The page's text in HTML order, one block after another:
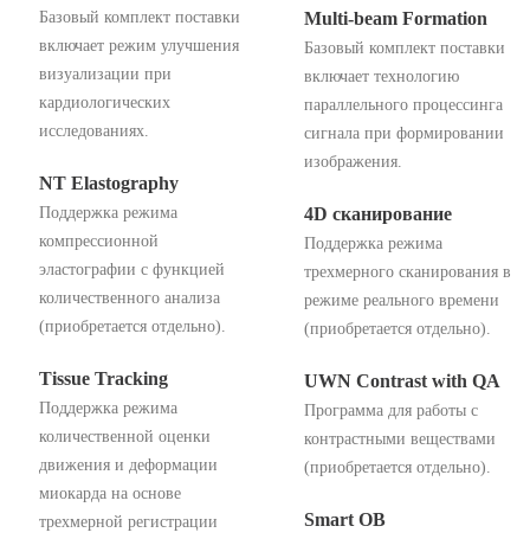
Базовый комплект поставки
включает режим улучшения
визуализации при
кардиологических
исследованиях.
NT Elastography
Поддержка режима
компрессионной
эластографии с функцией
количественного анализа
(приобретается отдельно).
Tissue Tracking
Поддержка режима
количественной оценки
движения и деформации
миокарда на основе
трехмерной регистрации
Multi-beam Formation
Базовый комплект поставки
включает технологию
параллельного процессинга
сигнала при формировании
изображения.
4D сканирование
Поддержка режима
трехмерного сканирования в
режиме реального времени
(приобретается отдельно).
UWN Contrast with QA
Программа для работы с
контрастными веществами
(приобретается отдельно).
Smart OB